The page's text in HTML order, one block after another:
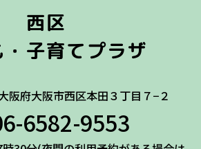
西区
子育てプラザ
阪府大阪市西区本田３丁目７−２
6582-9553